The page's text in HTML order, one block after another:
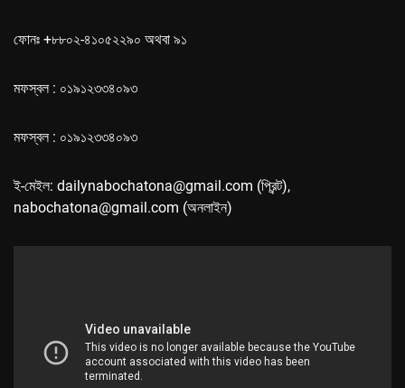
ফোনঃ +৮৮০২-৪১০৫২২৯০ অথবা ৯১
মফস্বল : ০১৯১২৩৩৪০৯৩
মফস্বল : ০১৯১২৩৩৪০৯৩
ই-মেইল: dailynabochatona@gmail.com (প্রিন্ট),
nabochatona@gmail.com (অনলাইন)